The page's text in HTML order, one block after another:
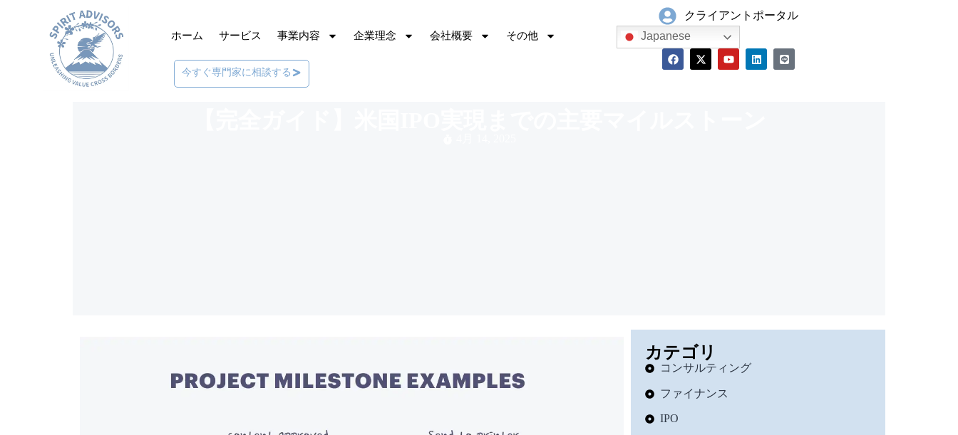
ホーム サービス 事業内容 企業理念 会社概要 その他
今すぐ専門家に相談する
クライアントポータル
Japanese
カテゴリ
コンサルティング
ファイナンス
IPO